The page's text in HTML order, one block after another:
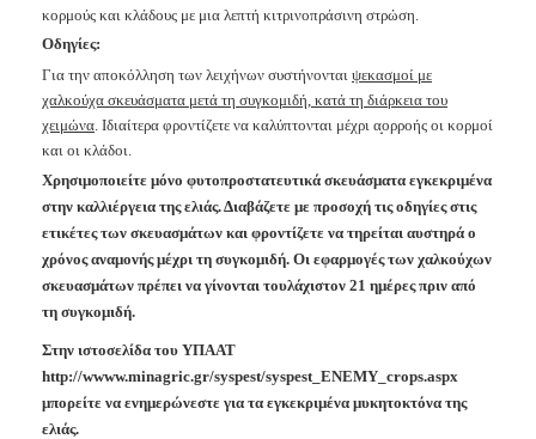
κορμούς και κλάδους με μια λεπτή κιτρινοπράσινη στρώση.
Οδηγίες:
Για την αποκόλληση των λειχήνων συστήνονται ψεκασμοί με
χαλκούχα σκευάσματα μετά τη συγκομιδή, κατά τη διάρκεια του
χειμώνα. Ιδιαίτερα φροντίζετε να καλύπτονται μέχρι α̟ορροής οι κορμοί
και οι κλάδοι.
Χρησιμοποιείτε μόνο φυτοπροστατευτικά σκευάσματα εγκεκριμένα
στην καλλιέργεια της ελιάς. Διαβάζετε με προσοχή τις οδηγίες στις
ετικέτες των σκευασμάτων και φροντίζετε να τηρείται αυστηρά ο
χρόνος αναμονής μέχρι τη συγκομιδή. Οι εφαρμογές των χαλκούχων
σκευασμάτων πρέπει να γίνονται τουλάχιστον 21 ημέρες πριν από
τη συγκομιδή.
Στην ιστοσελίδα του ΥΠΑΑΤ
http://wwww.minagric.gr/syspest/syspest_ENEMY_crops.aspx
μπορείτε να ενημερώνεστε για τα εγκεκριμένα μυκητοκτόνα της
ελιάς.